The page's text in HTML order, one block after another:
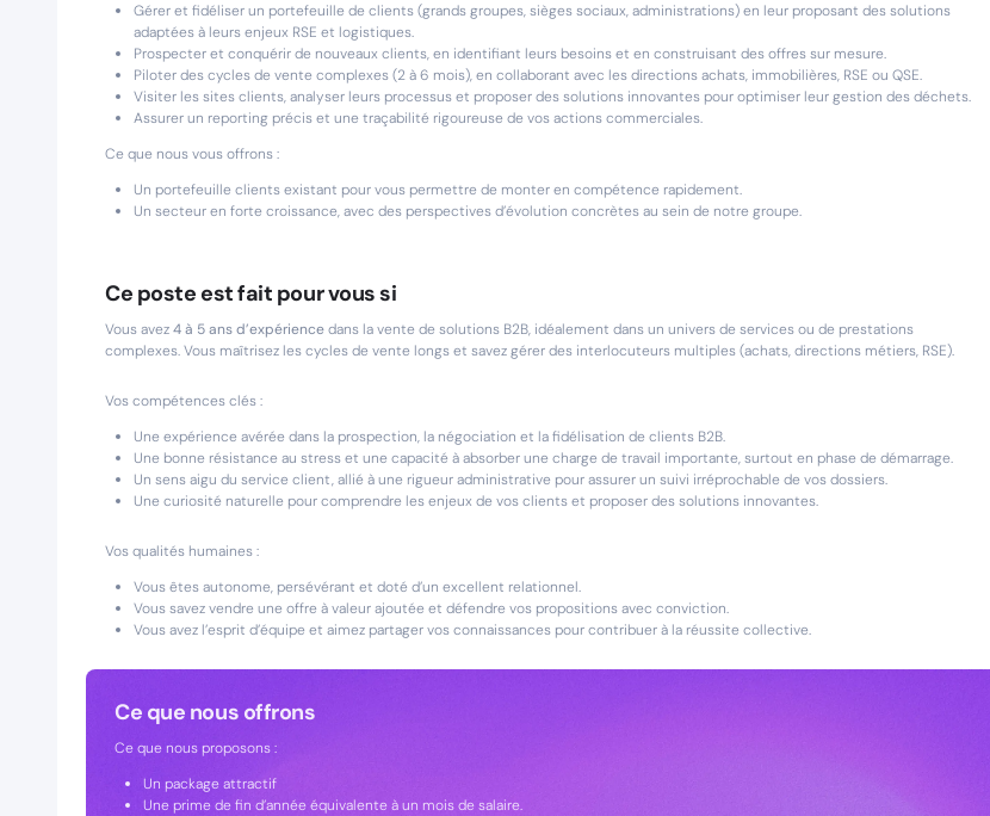
Gérer et fidéliser un portefeuille de clients (grands groupes, sièges sociaux, administrations) en leur proposant des solutions
adaptées à leurs enjeux RSE et logistiques.
Prospecter et conquérir de nouveaux clients, en identifiant leurs besoins et en construisant des offres sur mesure.
Piloter des cycles de vente complexes (2 à 6 mois), en collaborant avec les directions achats, immobilières, RSE ou QSE.
Visiter les sites clients, analyser leurs processus et proposer des solutions innovantes pour optimiser leur gestion des déchets.
Assurer un reporting précis et une traçabilité rigoureuse de vos actions commerciales.
Ce que nous vous offrons :
Un portefeuille clients existant pour vous permettre de monter en compétence rapidement.
Un secteur en forte croissance, avec des perspectives d’évolution concrètes au sein de notre groupe.
Ce poste est fait pour vous si
Vous avez4 à 5 ans d’expériencedans la vente de solutions B2B, idéalement dans un univers de services ou de prestations
complexes. Vous maîtrisez les cycles de vente longs et savez gérer des interlocuteurs multiples (achats, directions métiers, RSE).
Vos compétences clés :
Une expérience avérée dans la prospection, la négociation et la fidélisation de clients B2B.
Une bonne résistance au stress et une capacité à absorber une charge de travail importante, surtout en phase de démarrage.
Un sens aigu du service client, allié à une rigueur administrative pour assurer un suivi irréprochable de vos dossiers.
Une curiosité naturelle pour comprendre les enjeux de vos clients et proposer des solutions innovantes.
Vos qualités humaines :
Vous êtes autonome, persévérant et doté d’un excellent relationnel.
Vous savez vendre une offre à valeur ajoutée et défendre vos propositions avec conviction.
Vous avez l’esprit d’équipe et aimez partager vos connaissances pour contribuer à la réussite collective.
Ce que nous offrons
Ce que nous proposons :
Un package attractif
Une prime de fin d’année équivalente à un mois de salaire.